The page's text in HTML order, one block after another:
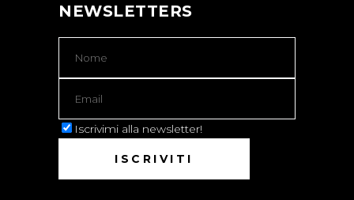
NEWSLETTERS
Iscrivimi alla newsletter!